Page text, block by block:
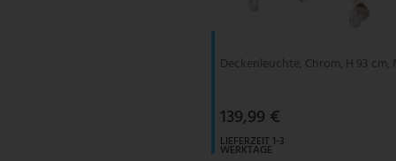
Deckenleuchte, Chrom, H 93 cm,
139,99 €
LIEFERZEIT 1-3
WERKTAGE